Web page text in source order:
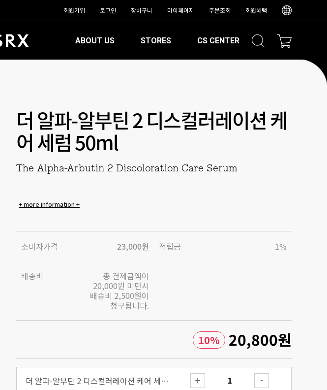
회원가입 로그인 장바구니 마이페이지 주문조회 회원혜택
ABOUT US STORES CS CENTER
더 알파-알부틴 2 디스컬러레이션 케
어 세럼 50ml
The Alpha-Arbutin 2 Discoloration Care Serum
+ more information +
소비자가격 23,000원 적립금 1%
배송비
총 결제금액이
20,000원 미만시
배송비 2,500원이
청구됩니다.
10% 20,800원
더 알파-알부틴 2 디스컬러레이션 케어 세럼 50ml